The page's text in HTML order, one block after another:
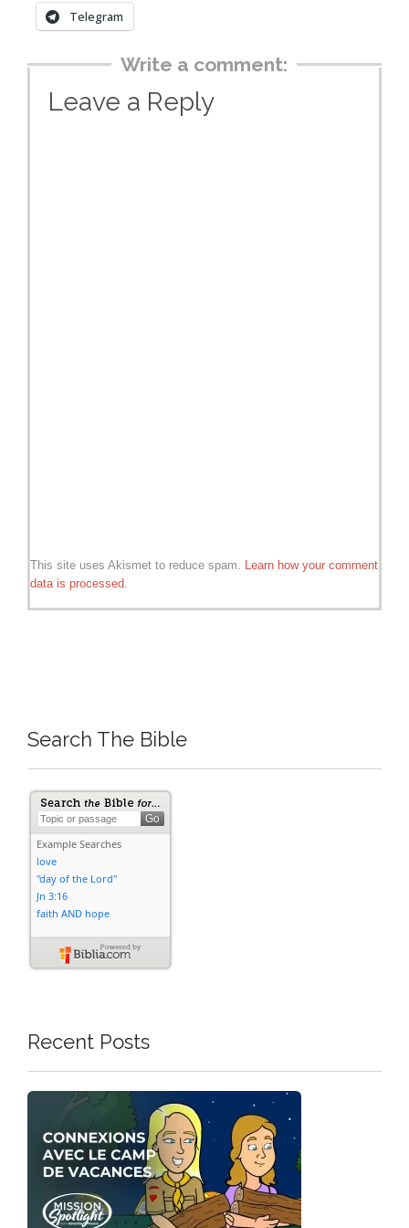
Telegram
Write a comment:
Leave a Reply
This site uses Akismet to reduce spam. Learn how your comment
data is processed.
Search The Bible
Recent Posts